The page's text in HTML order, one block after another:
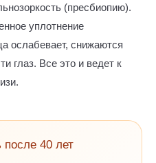
(пресбиопию).
уплотнение
ослабевает, снижаются
глаз. Все это и ведет к
после 40 лет